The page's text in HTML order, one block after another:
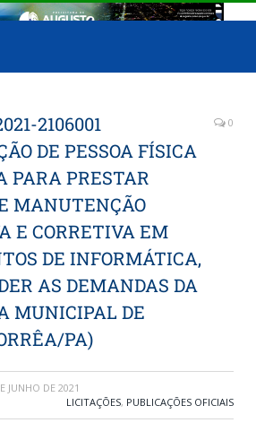
2106001
DE PESSOA FÍSICA
PARA PRESTAR
MANUTENÇÃO
E CORRETIVA EM
DE INFORMÁTICA,
AS DEMANDAS DA
MUNICIPAL DE
PA)
0
JUNHO DE 2021
LICITAÇÕES, PUBLICAÇÕES OFICIAIS